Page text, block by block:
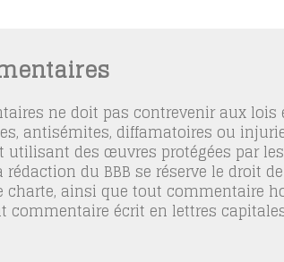
ne doit pas contrevenir aux
antisémites, diffamatoires ou
utilisant des œuvres protégées par
du BBB se réserve le droit
charte, ainsi que tout commentaire
commentaire écrit en lettres